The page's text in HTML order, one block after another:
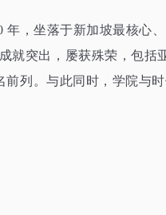
年，坐落于新加坡最核心
就突出，屡获殊荣，包括
列。与此同时，学院与